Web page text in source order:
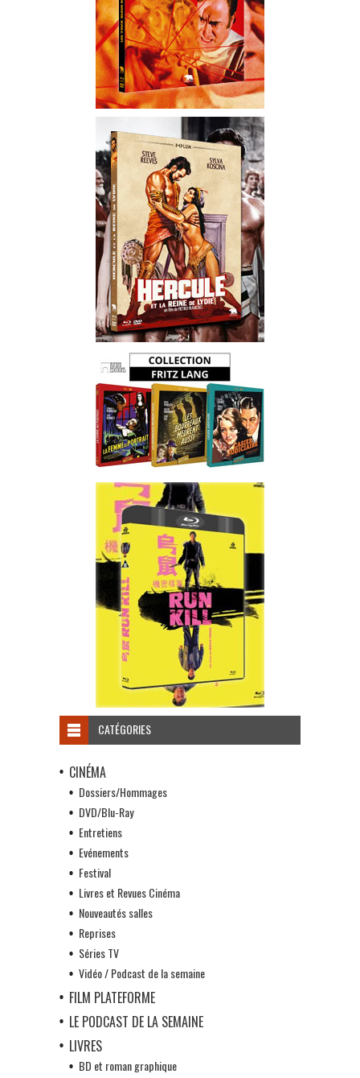
CATÉGORIES
CINÉMA
Dossiers/Hommages
DVD/Blu-Ray
Entretiens
Evénements
Festival
Livres et Revues Cinéma
Nouveautés salles
Reprises
Séries TV
Vidéo / Podcast de la semaine
FILM PLATEFORME
LE PODCAST DE LA SEMAINE
LIVRES
BD et roman graphique